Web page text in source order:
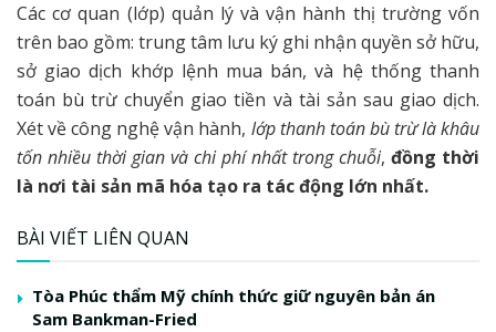
Các cơ quan (lớp) quản lý và vận hành thị trường vốn
trên bao gồm: trung tâm lưu ký ghi nhận quyền sở hữu,
sở giao dịch khớp lệnh mua bán, và hệ thống thanh
toán bù trừ chuyển giao tiền và tài sản sau giao dịch.
Xét về công nghệ vận hành, lớp thanh toán bù trừ là khâu
tốn nhiều thời gian và chi phí nhất trong chuỗi, đồng thời
là nơi tài sản mã hóa tạo ra tác động lớn nhất.
BÀI VIẾT LIÊN QUAN
Tòa Phúc thẩm Mỹ chính thức giữ nguyên bản án
Sam Bankman-Fried